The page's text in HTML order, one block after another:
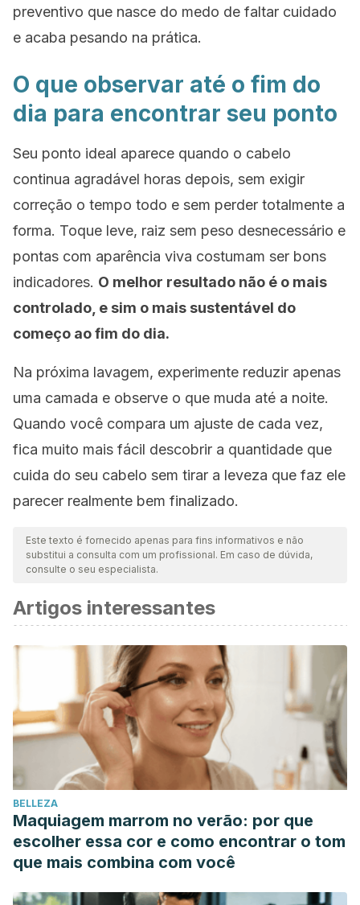
preventivo que nasce do medo de faltar cuidado
e acaba pesando na prática.
O que observar até o fim do
dia para encontrar seu ponto
Seu ponto ideal aparece quando o cabelo
continua agradável horas depois, sem exigir
correção o tempo todo e sem perder totalmente a
forma. Toque leve, raiz sem peso desnecessário e
pontas com aparência viva costumam ser bons
indicadores. O melhor resultado não é o mais
controlado, e sim o mais sustentável do
começo ao fim do dia.
Na próxima lavagem, experimente reduzir apenas
uma camada e observe o que muda até a noite.
Quando você compara um ajuste de cada vez,
fica muito mais fácil descobrir a quantidade que
cuida do seu cabelo sem tirar a leveza que faz ele
parecer realmente bem finalizado.
Este texto é fornecido apenas para fins informativos e não
substitui a consulta com um profissional. Em caso de dúvida,
consulte o seu especialista.
Artigos interessantes
BELLEZA
Maquiagem marrom no verão: por que
escolher essa cor e como encontrar o tom
que mais combina com você